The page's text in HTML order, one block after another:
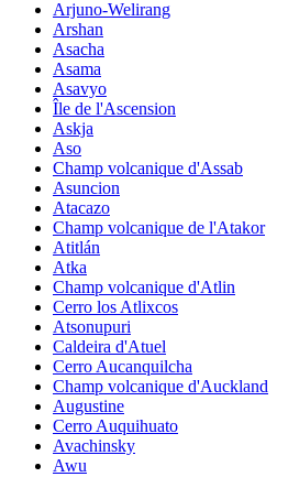
Arjuno-Welirang
Arshan
Asacha
Asama
Asavyo
Île de l'Ascension
Askja
Aso
Champ volcanique d'Assab
Asuncion
Atacazo
Champ volcanique de l'Atakor
Atitlán
Atka
Champ volcanique d'Atlin
Cerro los Atlixcos
Atsonupuri
Caldeira d'Atuel
Cerro Aucanquilcha
Champ volcanique d'Auckland
Augustine
Cerro Auquihuato
Avachinsky
Awu